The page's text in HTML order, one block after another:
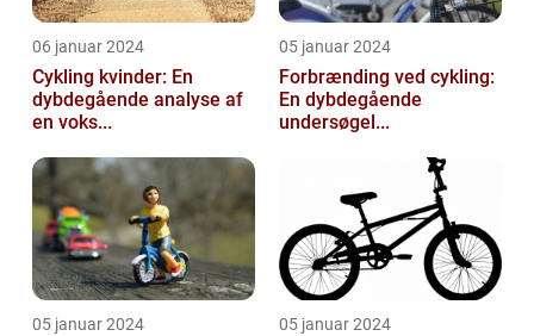
06 januar 2024
Cykling kvinder: En
dybdegående analyse af
en voks...
05 januar 2024
Forbrænding ved cykling:
En dybdegående
undersøgel...
05 januar 2024 05 januar 2024